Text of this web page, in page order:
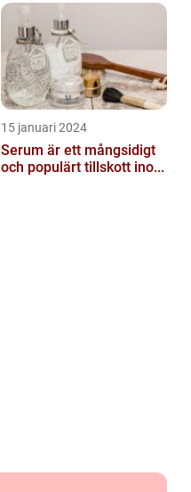
15 januari 2024
Serum är ett mångsidigt
och populärt tillskott ino...